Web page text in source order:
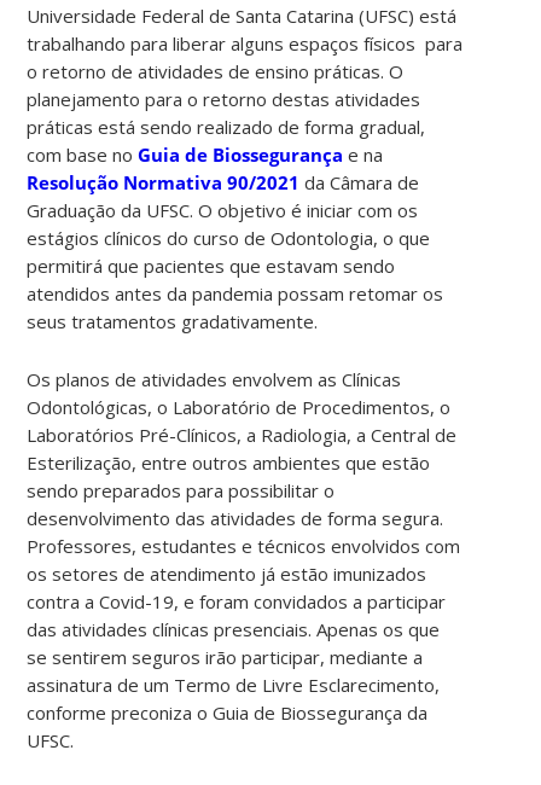
Universidade Federal de Santa Catarina (UFSC) está
trabalhando para liberar alguns espaços físicos para
o retorno de atividades de ensino práticas.O
planejamento para o retorno destas atividades
práticas está sendo realizado de forma gradual,
com base noGuia de Biossegurança e na
Resolução Normativa 90/2021 da Câmara de
Graduação da UFSC. O objetivo é iniciar com os
estágios clínicos do curso de Odontologia, o que
permitirá que pacientes que estavam sendo
atendidos antes da pandemia possam retomar os
seus tratamentos gradativamente.
Os planos de atividades envolvem as Clínicas
Odontológicas, o Laboratório de Procedimentos, o
Laboratórios Pré-Clínicos, a Radiologia, a Central de
Esterilização, entre outros ambientes que estão
sendo preparados para possibilitar o
desenvolvimento das atividades de forma segura.
Professores, estudantes e técnicos envolvidos com
os setores de atendimento já estão imunizados
contra a Covid-19, e foram convidados a participar
das atividades clínicas presenciais. Apenas os que
se sentirem seguros irão participar, mediante a
assinatura de um Termo de Livre Esclarecimento,
conforme preconiza o Guia de Biossegurança da
UFSC.